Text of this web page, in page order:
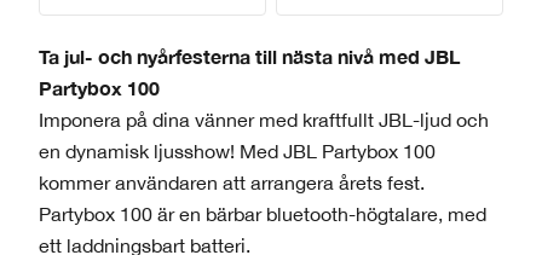
Ta jul- och nyårfesterna till nästa nivå med JBL
Partybox 100
Imponera på dina vänner med kraftfullt JBL-ljud och
en dynamisk ljusshow! Med JBL Partybox 100
kommer användaren att arrangera årets fest.
Partybox 100 är en bärbar bluetooth-högtalare, med
ett laddningsbart batteri.